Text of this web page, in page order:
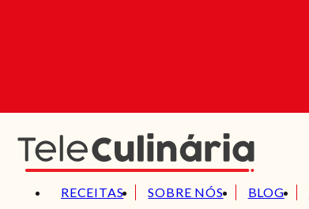
RECEITAS SOBRE NÓS BLOG